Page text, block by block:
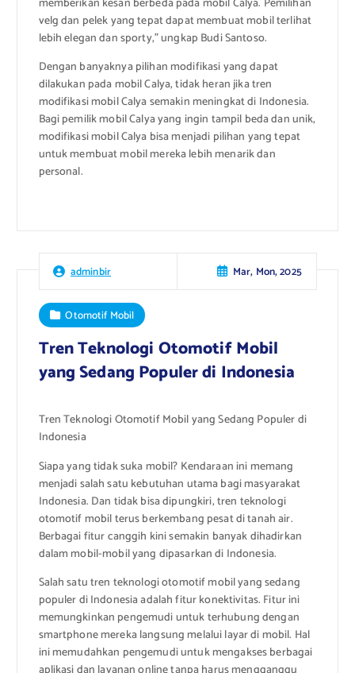
velg dan pelek yang tepat dapat membuat mobil terlihat
lebih elegan dan sporty,” ungkap Budi Santoso.
Dengan banyaknya pilihan modifikasi yang dapat
dilakukan pada mobil Calya, tidak heran jika tren
modifikasi mobil Calya semakin meningkat di Indonesia.
Bagi pemilik mobil Calya yang ingin tampil beda dan unik,
modifikasi mobil Calya bisa menjadi pilihan yang tepat
untuk membuat mobil mereka lebih menarik dan
personal.
adminbir Mar, Mon, 2025
Otomotif Mobil
Tren Teknologi Otomotif Mobil
yang Sedang Populer di Indonesia
Tren Teknologi Otomotif Mobil yang Sedang Populer di
Indonesia
Siapa yang tidak suka mobil? Kendaraan ini memang
menjadi salah satu kebutuhan utama bagi masyarakat
Indonesia. Dan tidak bisa dipungkiri, tren teknologi
otomotif mobil terus berkembang pesat di tanah air.
Berbagai fitur canggih kini semakin banyak dihadirkan
dalam mobil-mobil yang dipasarkan di Indonesia.
Salah satu tren teknologi otomotif mobil yang sedang
populer di Indonesia adalah fitur konektivitas. Fitur ini
memungkinkan pengemudi untuk terhubung dengan
smartphone mereka langsung melalui layar di mobil. Hal
ini memudahkan pengemudi untuk mengakses berbagai